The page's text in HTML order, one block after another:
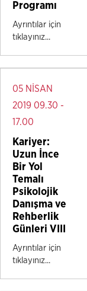
Programı
Ayrıntılar için
tıklayınız...
05 NİSAN
2019 09.30 -
17.00
Kariyer:
Uzun İnce
Bir Yol
Temalı
Psikolojik
Danışma ve
Rehberlik
Günleri VIII
Ayrıntılar için
tıklayınız...